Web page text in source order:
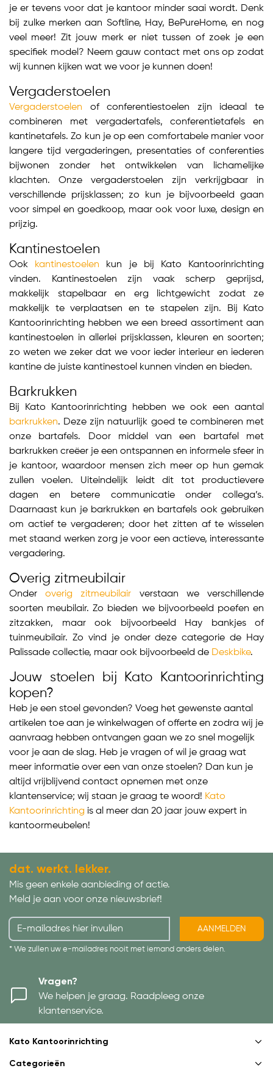
je er tevens voor dat je kantoor minder saai wordt. Denk
bij zulke merken aan Softline, Hay, BePureHome, en nog
veel meer! Zit jouw merk er niet tussen of zoek je een
specifiek model? Neem gauw contact met ons op zodat
wij kunnen kijken wat we voor je kunnen doen!
Vergaderstoelen
Vergaderstoelen of conferentiestoelen zijn ideaal te
combineren met vergadertafels, conferentietafels en
kantinetafels. Zo kun je op een comfortabele manier voor
langere tijd vergaderingen, presentaties of conferenties
bijwonen zonder het ontwikkelen van lichamelijke
klachten. Onze vergaderstoelen zijn verkrijgbaar in
verschillende prijsklassen; zo kun je bijvoorbeeld gaan
voor simpel en goedkoop, maar ook voor luxe, design en
prijzig.
Kantinestoelen
Ook kantinestoelen kun je bij Kato Kantoorinrichting
vinden. Kantinestoelen zijn vaak scherp geprijsd,
makkelijk stapelbaar en erg lichtgewicht zodat ze
makkelijk te verplaatsen en te stapelen zijn. Bij Kato
Kantoorinrichting hebben we een breed assortiment aan
kantinestoelen in allerlei prijsklassen, kleuren en soorten;
zo weten we zeker dat we voor ieder interieur en iederen
kantine de juiste kantinestoel kunnen vinden en bieden.
Barkrukken
Bij Kato Kantoorinrichting hebben we ook een aantal
barkrukken. Deze zijn natuurlijk goed te combineren met
onze bartafels. Door middel van een bartafel met
barkrukken creëer je een ontspannen en informele sfeer in
je kantoor, waardoor mensen zich meer op hun gemak
zullen voelen. Uiteindelijk leidt dit tot productievere
dagen en betere communicatie onder collega’s.
Daarnaast kun je barkrukken en bartafels ook gebruiken
om actief te vergaderen; door het zitten af te wisselen
met staand werken zorg je voor een actieve, interessante
vergadering.
Overig zitmeubilair
Onderoverig zitmeubilair verstaan we verschillende
soorten meubilair. Zo bieden we bijvoorbeeld poefen en
zitzakken, maar ook bijvoorbeeld Hay bankjes of
tuinmeubilair. Zo vind je onder deze categorie de Hay
Palissade collectie, maar ook bijvoorbeeld de Deskbike.
Jouw stoelen bij Kato Kantoorinrichting
kopen?
Heb je een stoel gevonden? Voeg het gewenste aantal
artikelen toe aan je winkelwagen of offerte en zodra wij je
aanvraag hebben ontvangen gaan we zo snel mogelijk
voor je aan de slag. Heb je vragen of wil je graag wat
meer informatie over een van onze stoelen? Dan kun je
altijd vrijblijvend contact opnemen met onze
klantenservice; wij staan je graag te woord! Kato
Kantoorinrichting is al meer dan 20 jaar jouw expert in
kantoormeubelen!
dat. werkt. lekker.
Mis geen enkele aanbieding of actie.
Meld je aan voor onze nieuwsbrief!
AANMELDEN
* We zullen uw e-mailadres nooit met iemand anders delen.
Vragen?
We helpen je graag. Raadpleeg onze
klantenservice.
Kato Kantoorinrichting
Categorieën